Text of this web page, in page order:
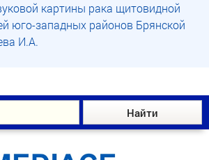
картины рака щитовидной
юго-западных районов Брянской
И.А.